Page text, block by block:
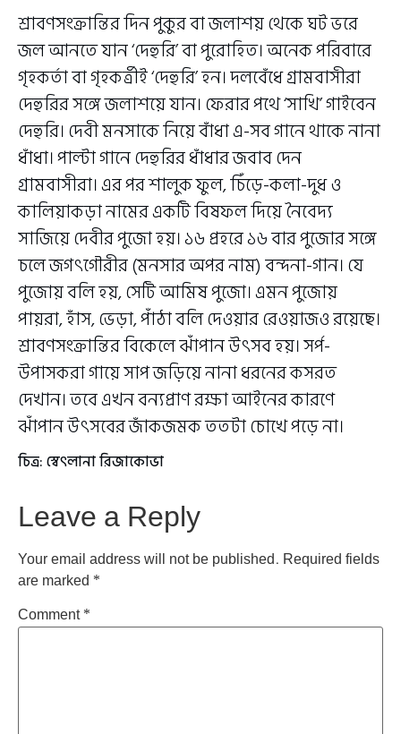
শ্রাবণসংক্রান্তির দিন পুকুর বা জলাশয় থেকে ঘট ভরে
জল আনতে যান ‘দেহুরি’ বা পুরোহিত। অনেক পরিবারে
গৃহকর্তা বা গৃহকর্ত্রীই ‘দেহুরি’ হন। দলবেঁধে গ্রামবাসীরা
দেহুরির সঙ্গে জলাশয়ে যান। ফেরার পথে ‘সাখি’ গাইবেন
দেহুরি। দেবী মনসাকে নিয়ে বাঁধা এ-সব গানে থাকে নানা
ধাঁধা। পাল্টা গানে দেহুরির ধাঁধার জবাব দেন
গ্রামবাসীরা। এর পর শালুক ফুল, চিঁড়ে-কলা-দুধ ও
কালিয়াকড়া নামের একটি বিষফল দিয়ে নৈবেদ্য
সাজিয়ে দেবীর পুজো হয়। ১৬ প্রহরে ১৬ বার পুজোর সঙ্গে
চলে জগৎগৌরীর (মনসার অপর নাম) বন্দনা-গান। যে
পুজোয় বলি হয়, সেটি আমিষ পুজো। এমন পুজোয়
পায়রা, হাঁস, ভেড়া, পাঁঠা বলি দেওয়ার রেওয়াজও রয়েছে।
শ্রাবণসংক্রান্তির বিকেলে ঝাঁপান উৎসব হয়। সর্প-
উপাসকরা গায়ে সাপ জড়িয়ে নানা ধরনের কসরত
দেখান। তবে এখন বন্যপ্রাণ রক্ষা আইনের কারণে
ঝাঁপান উৎসবের জাঁকজমক ততটা চোখে পড়ে না।
চিত্র: স্বেৎলানা রিজাকোভা
Leave a Reply
Your email address will not be published. Required fields
are marked *
Comment*